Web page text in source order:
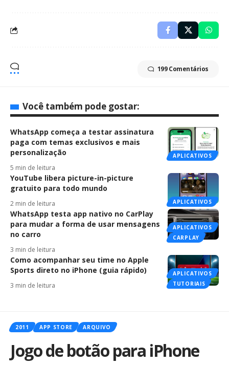
199 Comentários
Você também pode gostar:
APLICATIVOS
WhatsApp começa a testar assinatura
paga com temas exclusivos e mais
personalização
5 min de leitura
APLICATIVOS
YouTube libera picture-in-picture
gratuito para todo mundo
2 min de leitura
APLICATIVOS
CARPLAY
WhatsApp testa app nativo no CarPlay
para mudar a forma de usar mensagens
no carro
3 min de leitura
APLICATIVOS
TUTORIAIS
Como acompanhar seu time no Apple
Sports direto no iPhone (guia rápido)
3 min de leitura
2011 APP STORE ARQUIVO
Jogo de botão para iPhone